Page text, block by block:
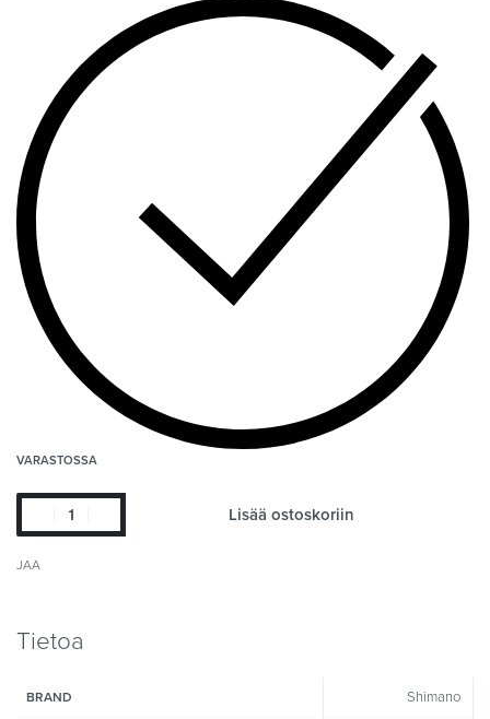
VARASTOSSA
Lisää ostoskoriin
JAA
Tietoa
BRAND Shimano